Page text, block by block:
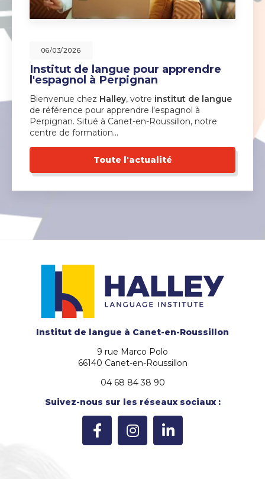
06/03/2026
Institut de langue pour apprendre
l'espagnol à Perpignan
Bienvenue chez Halley, votre institut de langue
de référence pour apprendre l'espagnol à
Perpignan. Situé à Canet-en-Roussillon, notre
centre de formation…
Toute l'actualité
Institut de langue à Canet-en-Roussillon
9 rue Marco Polo
66140 Canet-en-Roussillon
04 68 84 38 90
Suivez-nous sur les réseaux sociaux :